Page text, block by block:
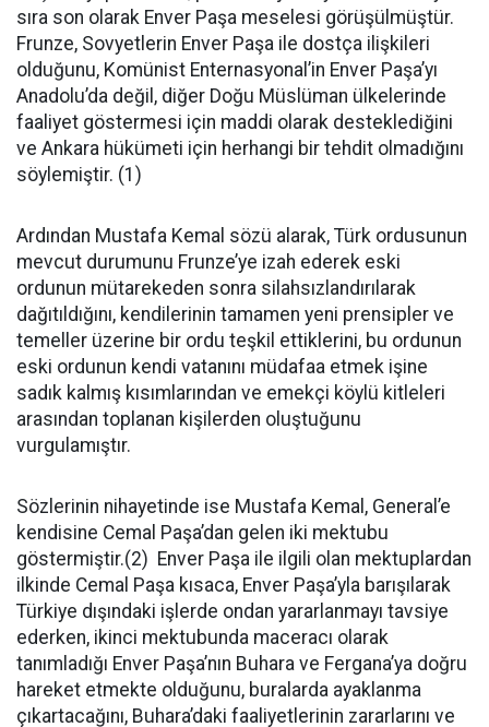
sıra son olarak Enver Paşa meselesi görüşülmüştür.
Frunze, Sovyetlerin Enver Paşa ile dostça ilişkileri
olduğunu, Komünist Enternasyonal’in Enver Paşa’yı
Anadolu’da değil, diğer Doğu Müslüman ülkelerinde
faaliyet göstermesi için maddi olarak desteklediğini
ve Ankara hükümeti için herhangi bir tehdit olmadığını
söylemiştir. (1)
Ardından Mustafa Kemal sözü alarak, Türk ordusunun
mevcut durumunu Frunze’ye izah ederek eski
ordunun mütarekeden sonra silahsızlandırılarak
dağıtıldığını, kendilerinin tamamen yeni prensipler ve
temeller üzerine bir ordu teşkil ettiklerini, bu ordunun
eski ordunun kendi vatanını müdafaa etmek işine
sadık kalmış kısımlarından ve emekçi köylü kitleleri
arasından toplanan kişilerden oluştuğunu
vurgulamıştır.
Sözlerinin nihayetinde ise Mustafa Kemal, General’e
kendisine Cemal Paşa’dan gelen iki mektubu
göstermiştir.(2) Enver Paşa ile ilgili olan mektuplardan
ilkinde Cemal Paşa kısaca, Enver Paşa’yla barışılarak
Türkiye dışındaki işlerde ondan yararlanmayı tavsiye
ederken, ikinci mektubunda maceracı olarak
tanımladığı Enver Paşa’nın Buhara ve Fergana’ya doğru
hareket etmekte olduğunu, buralarda ayaklanma
çıkartacağını, Buhara’daki faaliyetlerinin zararlarını ve